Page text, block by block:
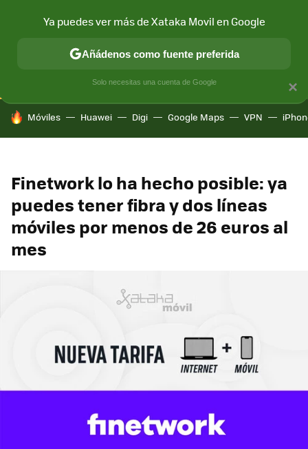
CONECTIVIDAD MÓVIL Y SOCIEDAD APLICACIONES
HOY SE HABLA DE
Móviles Huawei Digi Google Maps VPN
Finetwork lo ha hecho posible: ya
puedes tener fibra y dos líneas
móviles por menos de 26 euros al
mes
×
Ya puedes ver más de Xataka Movil en Google
Añádenos como fuente preferida
Solo necesitas una cuenta de Google